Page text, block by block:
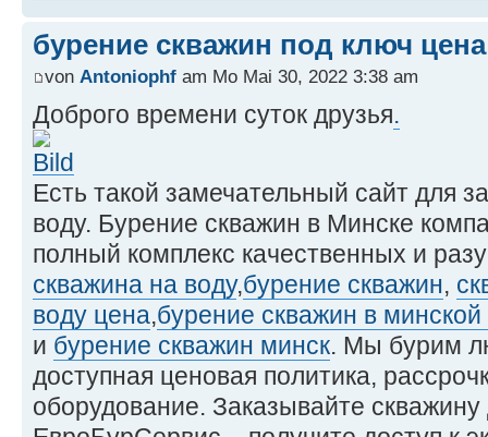
бурение скважин под ключ цена
von Antoniophf am Mo Mai 30, 2022 3:38 am
Доброго времени суток друзья.
Есть такой замечательный сайт для
воду. Бурение скважин в Минске
полный комплекс качественных и
скважина на воду,бурение скважин,
воду цена,бурение скважин в минской
и бурение скважин минск. Мы бурим
доступная ценовая политика,
оборудование. Заказывайте